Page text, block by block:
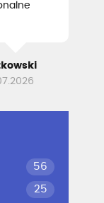
56
25